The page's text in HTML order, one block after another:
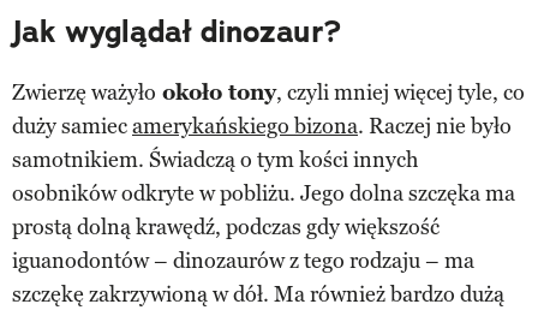
Jak wyglądał dinozaur?
Zwierzę ważyło około tony, czyli mniej więcej tyle, co
duży samiecamerykańskiego bizona. Raczej nie było
samotnikiem. Świadczą o tym kości innych
osobników odkryte w pobliżu. Jego dolna szczęka ma
prostą dolną krawędź, podczas gdy większość
iguanodontów – dinozaurów z tego rodzaju – ma
szczękę zakrzywioną w dół. Ma również bardzo dużą